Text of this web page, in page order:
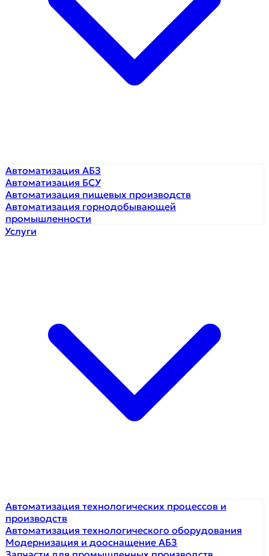
Автоматизация АБЗ
Автоматизация БСУ
Автоматизация пищевых производств
Автоматизация горнодобывающей
промышленности
Услуги
Автоматизация технологических процессов и
производств
Автоматизация технологического оборудования
Модернизация и дооснащение АБЗ